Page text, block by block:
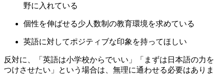
野に入れている
個性を伸ばせる少人数制の教育環境を求めている
英語に対してポジティブな印象を持ってほしい
反対に、「英語は小学校からでいい」「まずは日本語の力を
つけさせたい」という場合は、無理に通わせる必要はありま